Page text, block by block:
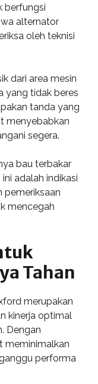
berfungsi
alternator
oleh teknisi
dari area mesin
yang tidak beres
tanda yang
menyebabkan
segera.
bau terbakar
adalah indikasi
pemeriksaan
mencegah
Tahan
merupakan
kinerja optimal
Dengan
meminimalkan
performa